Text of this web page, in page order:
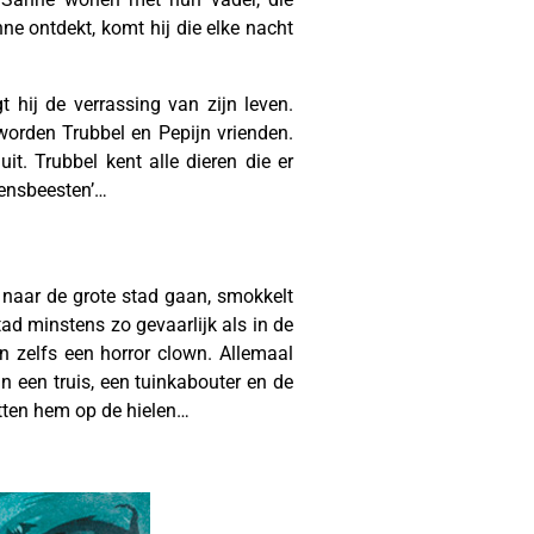
ontdekt, komt hij die elke nacht
hij de verrassing van zijn leven.
Trubbel en Pepijn vrienden.
Trubbel kent alle dieren die er
de grote stad gaan, smokkelt
minstens zo gevaarlijk als in de
zelfs een horror clown. Allemaal
een truis, een tuinkabouter en de
hem op de hielen…